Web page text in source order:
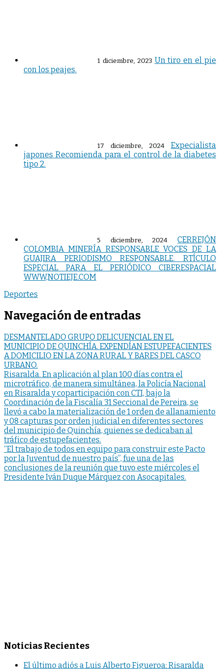
1 diciembre, 2023 Un tiro en el pie
con los peajes.
17 diciembre, 2024
Expecialista
japones Recomienda para el control de la diabetes
tipo 2.
5 diciembre, 2024
CERREJÓN
COLOMBIA MINERÍA RESPONSABLE VOCES DE LA
GUAJIRA PERIODISMO RESPONSABLE. RTÍCULO
ESPECIAL PARA EL PERIÓDICO CIBERESPACIAL
WWW,NOTIEJE.COM
Deportes
Navegación de entradas
DESMANTELADO GRUPO DELICUENCIAL EN EL
MUNICIPIO DE QUINCHÍA. EXPENDÍAN ESTUPEFACIENTES
A DOMICILIO EN LA ZONA RURAL Y BARES DEL CASCO
URBANO.
Risaralda. En aplicación al plan 100 días contra el
microtráfico, de manera simultánea, la Policía Nacional
en Risaralda y coparticipación con CTI, bajo la
Coordinación de la Fiscalía 31 Seccional de Pereira, se
llevó a cabo la materialización de 1 orden de allanamiento
y 08 capturas por orden judicial en diferentes sectores
del municipio de Quinchía, quienes se dedicaban al
tráfico de estupefacientes.
“El trabajo de todos en equipo para construir este Pacto
por la Juventud de nuestro país”, fue una de las
conclusiones de la reunión que tuvo este miércoles el
Presidente Iván Duque Márquez con Asocapitales.
Noticias Recientes
El último adiós a Luis Alberto Figueroa: Risaralda